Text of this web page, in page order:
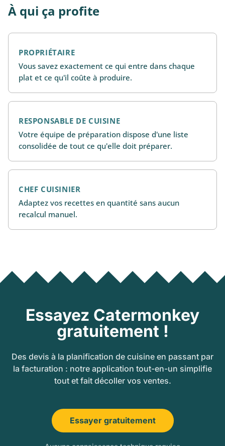
À qui ça profite
PROPRIÉTAIRE
Vous savez exactement ce qui entre dans chaque
plat et ce qu'il coûte à produire.
RESPONSABLE DE CUISINE
Votre équipe de préparation dispose d'une liste
consolidée de tout ce qu'elle doit préparer.
CHEF CUISINIER
Adaptez vos recettes en quantité sans aucun
recalcul manuel.
Essayez Catermonkey
gratuitement !
Des devis à la planification de cuisine en passant par
la facturation : notre application tout-en-un simplifie
tout et fait décoller vos ventes.
Essayer gratuitement